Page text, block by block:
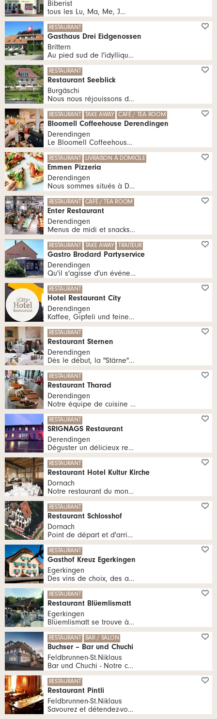
Biberist
tous les Lu, Ma, Me, Je, Ve 08:30 - 22:00 heures
RESTAURANT
Gasthaus Drei Eidgenossen
Brittern
Au pied sud de l'idyllique Bucheggberg, dans le canton de Soleure, s'étend la belle vallée de la Limpach, entourée de jolis villages agricoles.
tous les Lu, Ma, Ve, Sa 09:00 - 23:30 heures | tous les Di 09:00 - 21:30 heures
RESTAURANT
Restaurant Seeblick
Burgäschi
Nous nous réjouissons de vous gâter, de vous proposer quelque chose de spécial pour que votre séjour chez nous soit un plaisir de tous les sens.
tous les Lu, Ma, Me, Je, Ve, Sa 09:00 heures | tous les Di 09:00 - 20:30 heures
RESTAURANT TAKE AWAY CAFÉ / TEA ROOM
Bloomell Coffeehouse Derendingen
Derendingen
Le Bloomell Coffeehouse à Derendingen propose un brunch 365 jours par an !
09:00 - 17:00 heures
RESTAURANT LIVRAISON À DOMICILE
Emmen Pizzeria
Derendingen
Nous sommes situés à Derendingen et nous livrons des pizzas de type cuisine.
tous les Lu, Ma, Me, Je, Ve 11:00 - 13:30 heures | tous les Lu, Ma, Me, Je 16:00 - 23:00 heures | tous les Ve 17:00 - 24:00 heures | tous les Sa 11:00 - 24:00 heures | tous les Di 15:00 - 22:00 heures
RESTAURANT CAFÉ / TEA ROOM
Enter Restaurant
Derendingen
Menus de midi et snacks à Derendingen
tous les Ma, Me, Je, Ve, Sa, Di 10:00 - 17:00 heures
RESTAURANT TAKE AWAY TRAITEUR
Gastro Brodard Partyservice
Derendingen
Qu'il s'agisse d'un événement en salle, d'un dîner magique ou de l'organisation complète d'un événement !
tous les Lu, Ma, Me, Je 08:00 - 14:00 heures
RESTAURANT
Hotel Restaurant City
Derendingen
Kaffee, Gipfeli und feine Speisen
RESTAURANT
Restaurant Sternen
Derendingen
Dès le début, la "Stärne" a été une économie spéciale et vivante. Les gens se sont rencontrés ici. Jeunes et vieux, "épais et maigres", gens du village et gens de l'extérieur. Une auberge pour tous. Cela devrait rester ainsi.
tous les Ma, Me, Je, Ve 11:00 - 14:00 heures | tous les Ma, Je, Ve, Sa 17:30 heures
RESTAURANT
Restaurant Tharad
Derendingen
Notre équipe de cuisine et de service se fera un plaisir de vous gâter avec un délicieux déjeuner et une offre de dessert dans l'après-midi.
09:00 - 17:00 heures
RESTAURANT
SRIGNAGS Restaurant
Derendingen
Déguster un délicieux repas indien dans une ambiance magnifique.
tous les Ma, Me, Je, Ve 11:00 - 14:00 heures | tous les Ma, Me, Je, Ve 17:00 - 22:00 heures | tous les Sa 17:00 - 23:00 heures
RESTAURANT
Restaurant Hotel Kultur Kirche
Dornach
Notre restaurant du monastère vous est ouvert tous les jours, que vous ayez une petite ou une grande faim.
tous les Lu, Ma, Me, Je, Ve, Sa 09:00 - 22:00 heures | tous les Di 09:00 - 18:00 heures
RESTAURANT
Restaurant Schlosshof
Dornach
Point de départ et d'arrivée de magnifiques promenades. À seulement 3 minutes à pied des ruines de Dorneck.
tous les Me, Je 11:00 - 22:30 heures | tous les Ve, Sa 11:00 - 23:00 heures | tous les Di 11:00 - 20:00 heures
RESTAURANT
Gasthof Kreuz Egerkingen
Egerkingen
Des vins de choix, des assiettes joliment présentées et des plats qui ravissent les papilles.
tous les Lu, Ma, Me, Je, Ve 09:00 - 23:00 heures
RESTAURANT
Restaurant Blüemlismatt
Egerkingen
Blüemlismatt se trouve à 814 m d'altitude et directement sur le sentier européen de grande randonnée. Profitez de la vue au loin sur le Mittelland et les Alpes depuis notre terrasse et laissez-vous gâter par notre équipe de cuisine.
tous les Me, Je, Ve, Sa 10:00 - 14:45 heures | tous les Di 09:00 - 17:00 heures | tous les Me, Je, Ve, Sa 17:30 - 22:30 heures
RESTAURANT BAR / SALON
Buchser – Bar und Chuchi
Feldbrunnen-St.Niklaus
Bar und Chuchi - Notre concept est la diversité, la terre-à-terre, la variété. Nous sommes un simple pub de village et un lieu de surprises et d'expériences. Nous sommes un bon endroit pour les habitués et un aimant pour les rencontres inattendues.
tous les Ma, Me, Je, Ve 11:00 - 14:00 heures | tous les Ma, Me, Je, Ve 17:30 - 23:00 heures | tous les Sa 17:00 - 23:00 heures
RESTAURANT
Restaurant Pintli
Feldbrunnen-St.Niklaus
Savourez et détendez-vous dans le restaurant inondé de soleil, essayez un verre de "Vintli", notre vin maison, dans l'atmosphère familiale et conviviale de la salle de restaurant.